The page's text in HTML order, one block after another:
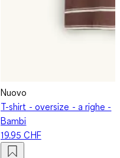
Nuovo
T-shirt - oversize - a righe -
Bambi
19.95 CHF